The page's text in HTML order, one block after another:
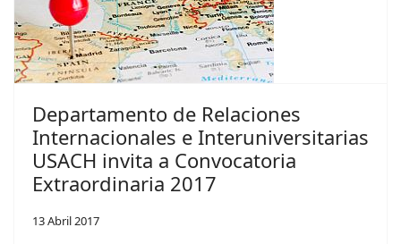
Departamento de Relaciones
Internacionales e Interuniversitarias
USACH invita a Convocatoria
Extraordinaria 2017
13 Abril 2017